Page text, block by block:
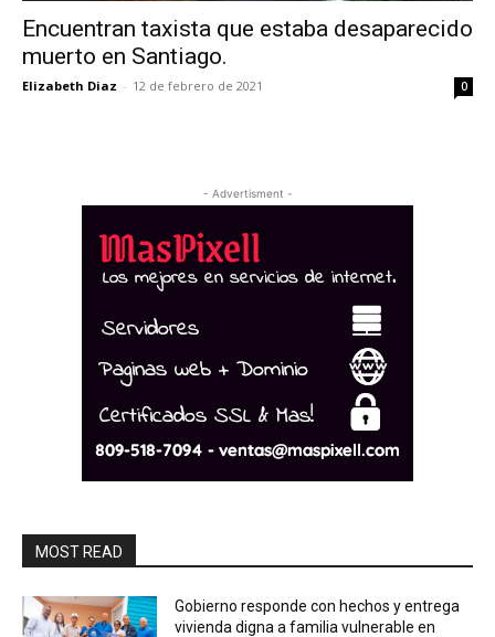
Encuentran taxista que estaba desaparecido
muerto en Santiago.
Elizabeth Diaz - 12 de febrero de 2021 0
- Advertisment -
MOST READ
Gobierno responde con hechos y entrega
vivienda digna a familia vulnerable en